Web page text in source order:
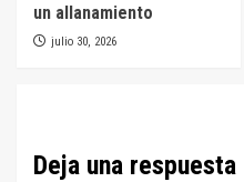
un allanamiento
julio 30, 2026
Deja una respuesta